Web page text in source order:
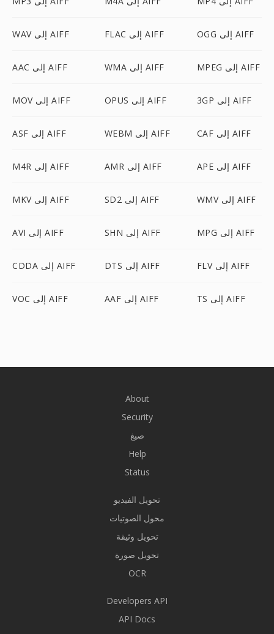
WAV إلى AIFF FLAC إلى AIFF OGG إلى AIFF
AAC إلى AIFF WMA إلى AIFF MPEG إلى AIFF
MOV إلى AIFF OPUS إلى AIFF 3GP إلى AIFF
ASF إلى AIFF WEBM إلى AIFF CAF إلى AIFF
M4R إلى AIFF AMR إلى AIFF APE إلى AIFF
MKV إلى AIFF SD2 إلى AIFF WMV إلى AIFF
AVI إلى AIFF SHN إلى AIFF MPG إلى AIFF
CDDA إلى AIFF DTS إلى AIFF FLV إلى AIFF
VOC إلى AIFF AAF إلى AIFF TS إلى AIFF
About
Security
صيغ
Help
Status
تحويل الفيديو
محول الصوتيات
تحويل وثيقة
تحويل صورة
OCR
Developers API
API Docs